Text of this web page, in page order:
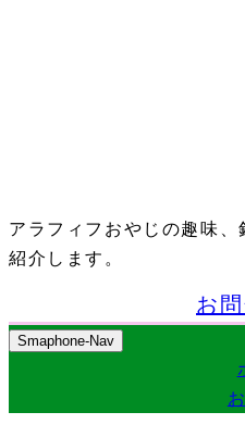
アラフィフおやじの趣味、
紹介します。
お
Smaphone-Nav